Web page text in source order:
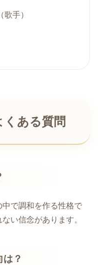
手）
くある質問
で調和を作る性格で
い信念があります。
？